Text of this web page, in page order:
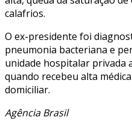
calafrios.
O ex-presidente foi
pneumonia bacteriana e
unidade hospitalar privada
quando recebeu alta
domiciliar.
Agência Brasil